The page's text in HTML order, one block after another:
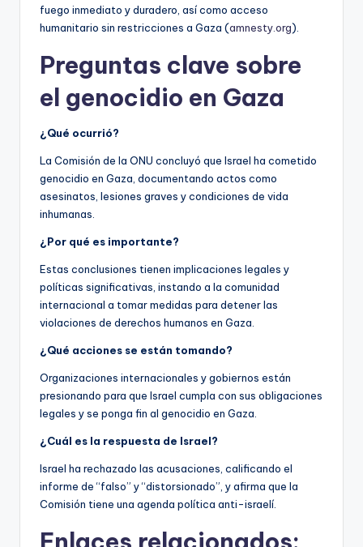
fuego inmediato y duradero, así como acceso
humanitario sin restricciones a Gaza (amnesty.org).
Preguntas clave sobre
el genocidio en Gaza
¿Qué ocurrió?
La Comisión de la ONU concluyó que Israel ha cometido
genocidio en Gaza, documentando actos como
asesinatos, lesiones graves y condiciones de vida
inhumanas.
¿Por qué es importante?
Estas conclusiones tienen implicaciones legales y
políticas significativas, instando a la comunidad
internacional a tomar medidas para detener las
violaciones de derechos humanos en Gaza.
¿Qué acciones se están tomando?
Organizaciones internacionales y gobiernos están
presionando para que Israel cumpla con sus obligaciones
legales y se ponga fin al genocidio en Gaza.
¿Cuál es la respuesta de Israel?
Israel ha rechazado las acusaciones, calificando el
informe de “falso” y “distorsionado”, y afirma que la
Comisión tiene una agenda política anti-israelí.